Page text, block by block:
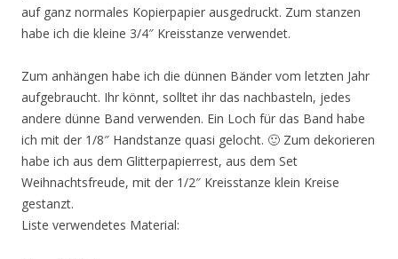
auf ganz normales Kopierpapier ausgedruckt. Zum stanzen
habe ich die kleine 3/4″ Kreisstanze verwendet.
Zum anhängen habe ich die dünnen Bänder vom letzten Jahr
aufgebraucht. Ihr könnt, solltet ihr das nachbasteln, jedes
andere dünne Band verwenden. Ein Loch für das Band habe
ich mit der 1/8″ Handstanze quasi gelocht. 🙂 Zum dekorieren
habe ich aus dem Glitterpapierrest, aus dem Set
Weihnachtsfreude, mit der 1/2″ Kreisstanze klein Kreise
gestanzt.
Liste verwendetes Material: